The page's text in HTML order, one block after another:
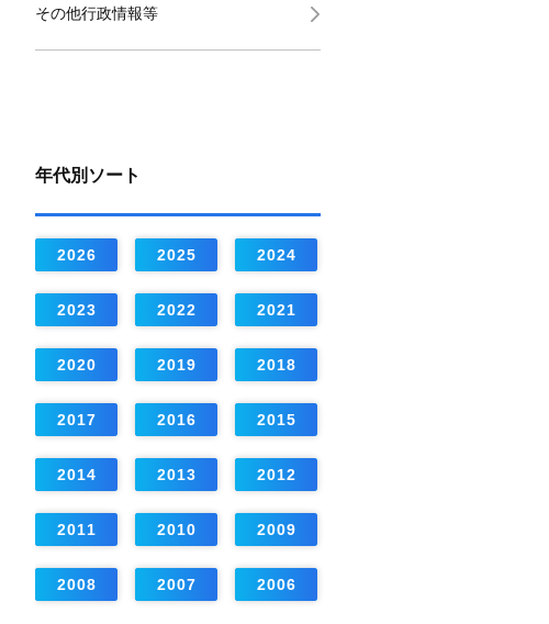
その他行政情報等
年代別ソート
2026 2025 2024
2023 2022 2021
2020 2019 2018
2017 2016 2015
2014 2013 2012
2011 2010 2009
2008 2007 2006